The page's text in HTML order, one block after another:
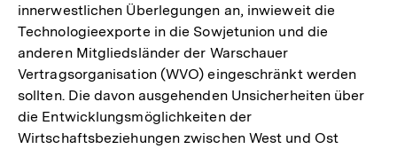
innerwestlichen Überlegungen an, inwieweit die
Technologieexporte in die Sowjetunion und die
anderen Mitgliedsländer der Warschauer
Vertragsorganisation (WVO) eingeschränkt werden
sollten. Die davon ausgehenden Unsicherheiten über
die Entwicklungsmöglichkeiten der
Wirtschaftsbeziehungen zwischen West und Ost